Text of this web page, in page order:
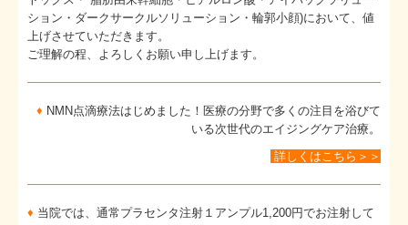
ション・ダークサークルソリューション・輪郭小顔)において、値
上げさせていただきます。
ご理解の程、よろしくお願い申し上げます。
♦ NMN点滴療法はじめました！医療の分野で多くの注目を浴びて
いる次世代のエイジングケア治療。
詳しくはこちら＞＞
♦ 当院では、通常プラセンタ注射１アンプル1,200円でお注射して